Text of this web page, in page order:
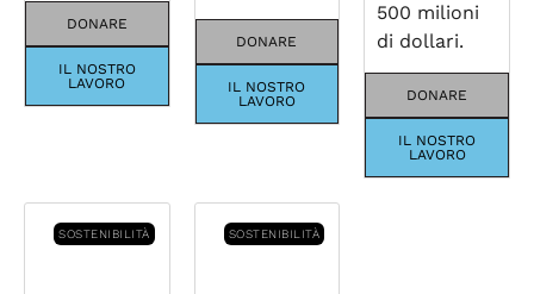
DONARE
IL NOSTRO
LAVORO
DONARE
IL NOSTRO
LAVORO
500 milioni
di dollari.
DONARE
IL NOSTRO
LAVORO
SOSTENIBILITÀ SOSTENIBILITÀ